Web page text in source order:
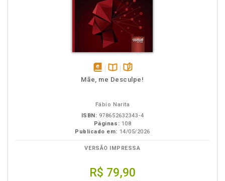
disponívelDisponível
páginas
Mãe, me Desculpe!
Fábio Narita
ISBN: 978652632343-4
Páginas: 108
Publicado em: 14/05/2026
VERSÃO IMPRESSA
R$ 79,90